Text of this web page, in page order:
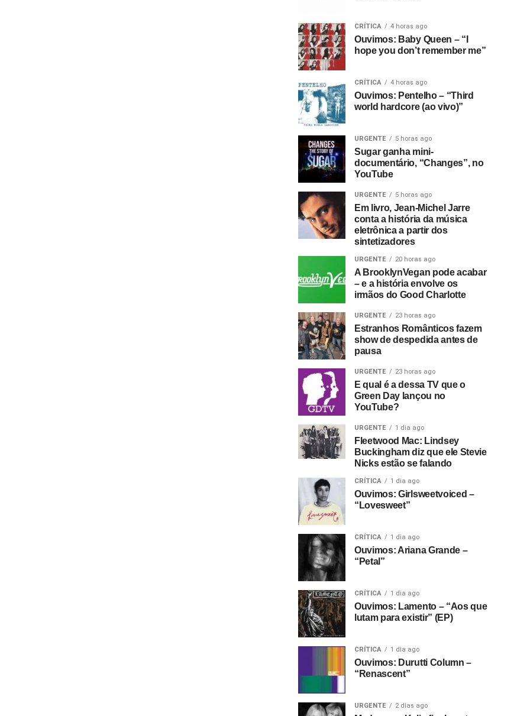
CRÍTICA 4 horas ago
Ouvimos: Baby Queen – “I
hope you don’t remember me”
CRÍTICA 4 horas ago
Ouvimos: Pentelho – “Third
world hardcore (ao vivo)”
URGENTE 5 horas ago
Sugar ganha mini-
documentário, “Changes”, no
YouTube
URGENTE 5 horas ago
Em livro, Jean-Michel Jarre
conta a história da música
eletrônica a partir dos
sintetizadores
URGENTE 20 horas ago
A BrooklynVegan pode acabar
– e a história envolve os
irmãos do Good Charlotte
URGENTE 23 horas ago
Estranhos Românticos fazem
show de despedida antes de
pausa
URGENTE 23 horas ago
E qual é a dessa TV que o
Green Day lançou no
YouTube?
URGENTE 1 dia ago
Fleetwood Mac: Lindsey
Buckingham diz que ele Stevie
Nicks estão se falando
CRÍTICA 1 dia ago
Ouvimos: Girlsweetvoiced –
“Lovesweet”
CRÍTICA 1 dia ago
Ouvimos: Ariana Grande –
“Petal”
CRÍTICA 1 dia ago
Ouvimos: Lamento – “Aos que
lutam para existir” (EP)
CRÍTICA 1 dia ago
Ouvimos: Durutti Column –
“Renascent”
URGENTE 2 dias ago